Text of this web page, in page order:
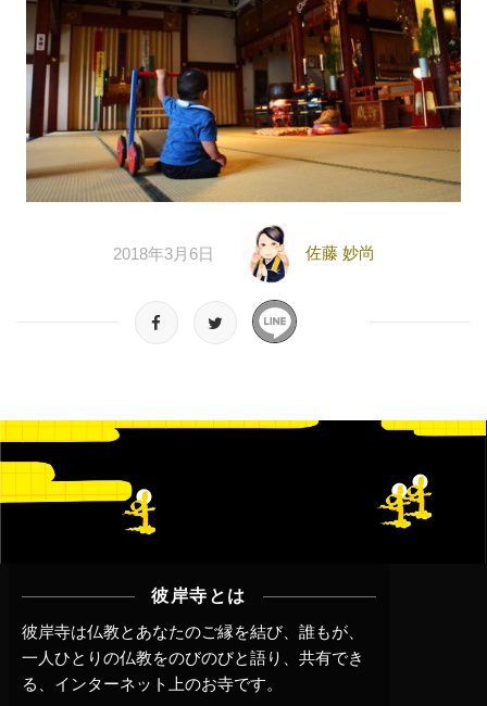
2018年3月6日 佐藤 妙尚
彼岸寺とは
彼岸寺は仏教とあなたのご縁を結び、誰もが、
一人ひとりの仏教をのびのびと語り、共有でき
る、インターネット上のお寺です。